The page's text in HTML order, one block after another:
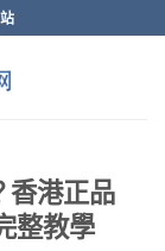
香港正品
整教學